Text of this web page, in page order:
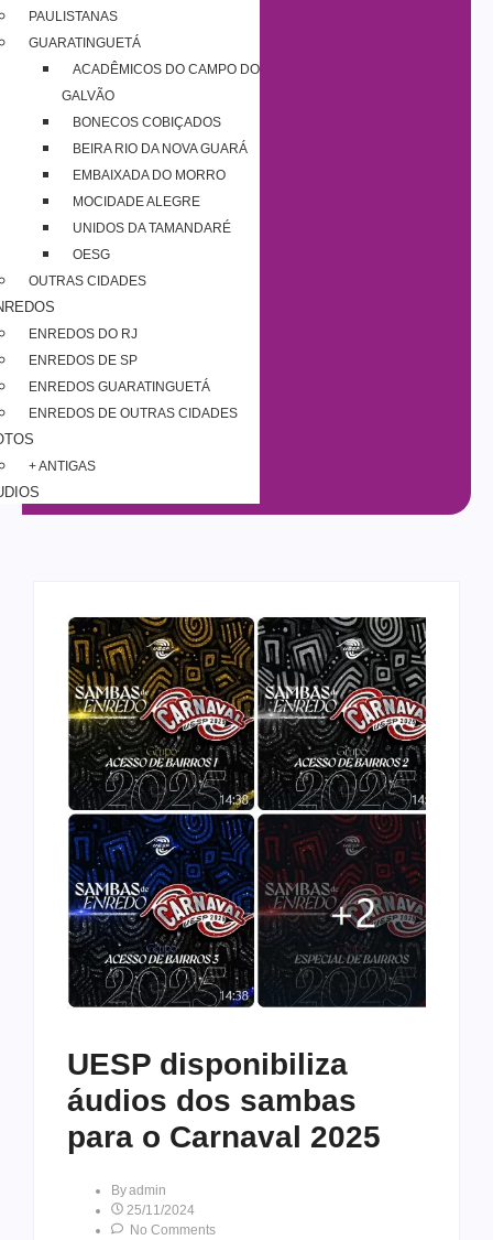
PAULISTANAS
GUARATINGUETÁ
ACADÊMICOS DO CAMPO DO
GALVÃO
BONECOS COBIÇADOS
BEIRA RIO DA NOVA GUARÁ
EMBAIXADA DO MORRO
MOCIDADE ALEGRE
UNIDOS DA TAMANDARÉ
OESG
OUTRAS CIDADES
ENREDOS DO RJ
ENREDOS DE SP
ENREDOS GUARATINGUETÁ
ENREDOS DE OUTRAS CIDADES
+ ANTIGAS
UESP disponibiliza
áudios dos sambas
para o Carnaval 2025
ByAdmin
25/11/2024
No Comments